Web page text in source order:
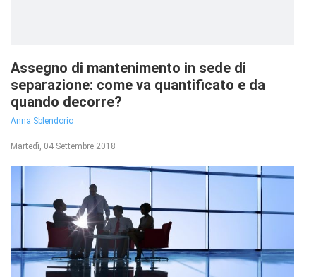
Assegno di mantenimento in sede di
separazione: come va quantificato e da
quando decorre?
Anna Sblendorio
Martedì, 04 Settembre 2018